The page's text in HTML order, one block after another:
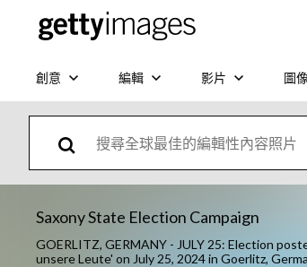
創意 編輯 影片 圖
Saxony State Election Campaign
GOERLITZ, GERMANY - JULY 25: Election
unsere Leute' on July 25, 2024 in Goerlitz,